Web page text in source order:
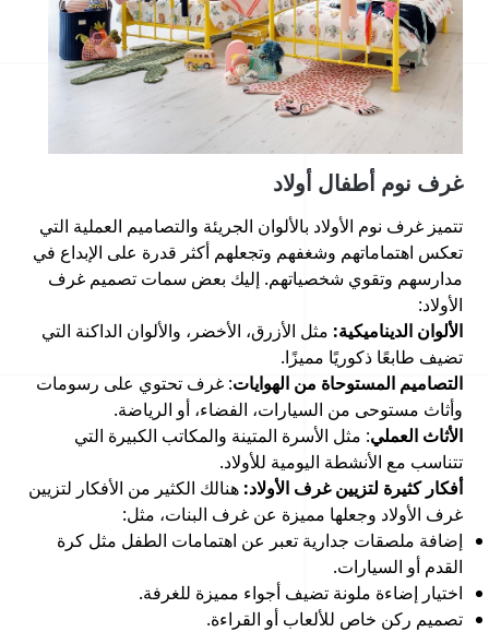
غرف نوم أطفال أولاد
تتميز غرف نوم الأولاد بالألوان الجريئة والتصاميم العملية التي
تعكس اهتماماتهم وشغفهم وتجعلهم أكثر قدرة على الإبداع في
مدارسهم وتقوي شخصياتهم. إليك بعض سمات تصميم غرف
الأولاد:
الألوان الديناميكية: مثل الأزرق، الأخضر، والألوان الداكنة التي
تضيف طابعًا ذكوريًا مميزًا.
التصاميم المستوحاة من الهوايات: غرف تحتوي على رسومات
وأثاث مستوحى من السيارات، الفضاء، أو الرياضة.
الأثاث العملي: مثل الأسرة المتينة والمكاتب الكبيرة التي
تتناسب مع الأنشطة اليومية للأولاد.
أفكار كثيرة لتزيين غرف الأولاد: هنالك الكثير من الأفكار لتزيين
غرف الأولاد وجعلها مميزة عن غرف البنات، مثل:
إضافة ملصقات جدارية تعبر عن اهتمامات الطفل مثل كرة
القدم أو السيارات.
اختيار إضاءة ملونة تضيف أجواء مميزة للغرفة.
تصميم ركن خاص للألعاب أو القراءة.